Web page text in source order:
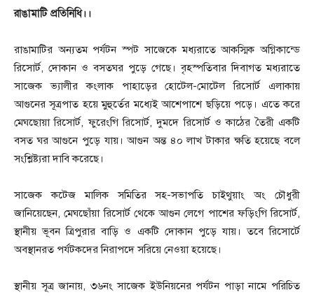
রাঙামাটি প্রতিনিধি।।
রাঙামাটির অন্যতম পর্যটন স্পট সাজেকে মধ্যরাতে আকস্মিক অগ্নিকান্ডে
রিসোর্ট, দোকান ও বসতঘর পুড়ে গেছে। বৃহস্পতিবার দিবাগত মধ্যরাতে
সাজেক ভ্যালীর কংলাক পাহাড়ের হোটেল-মোটেল রিসোর্ট এলাকায়
আগুনের সূত্রপাত হয়ে মুহুর্তের মধ্যেই আশেপাশে ছড়িয়ে পড়ে। এতে করে
মেঘছোয়া রিসোর্ট, ফুরেংগি রিসোর্ট, দুমদে রিসোর্ট ও কাঠের তৈরী একটি
বসত ঘর আগুনে পুড়ে যায়। আগুন অন্ত ৪০ লাখ টাকার ক্ষতি হয়েছে বলে
সংশ্লিষ্ট্যরা দাবি করেছে।
সাজেক কটেজ মালিক সমিতির সহ-সভাপতি চাইথুয়াং অং চৌধুরী
জানিয়েছেন, মেঘছোঁয়া রিসোর্ট থেকে আগুন লেগে পাশের ফড়িংগি রিসোর্ট,
স্থানীয় ভূবন ত্রিপুরার বাড়ি ও একটি দোকান পুড়ে যায়। তবে রিসোর্টে
অবস্থানরত পর্যটকদের নিরাপদে সরিয়ে নেওয়া হয়েছে।
স্থানীয় সূত্র জানায়, ৩৬নং সাজেক ইউনিয়নের পর্যটন পাড়া নামে পরিচিত